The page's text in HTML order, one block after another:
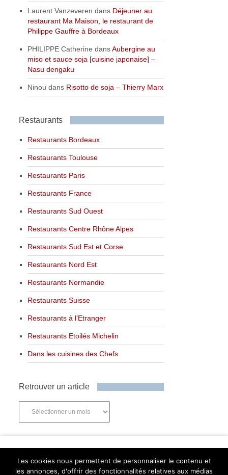
Laurent Vanzeveren dans Déjeuner au
restaurant Ma Maison, le restaurant de
Philippe Gauffre à Bordeaux
PHILIPPE Catherine dansAubergine au
miso et sauce soja [cuisine japonaise] –
Nasu dengaku
Ninou dans Risotto de soja – Thierry Marx
Restaurants
Restaurants Bordeaux
Restaurants Toulouse
Restaurants Paris
Restaurants France
Restaurants Sud Ouest
Restaurants Centre Rhône Alpes
Restaurants Sud Est et Corse
Restaurants Nord Est
Restaurants Normandie
Restaurants Suisse
Restaurants à l’Etranger
Restaurants Etoilés Michelin
Dans les cuisines des Chefs
Retrouver un article
Les cookies nous permettent de personnaliser le contenu et
les annonces, d'offrir des fonctionnalités relatives aux médias